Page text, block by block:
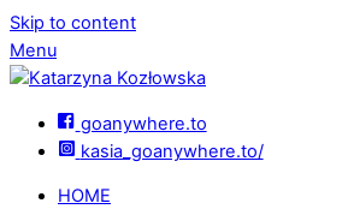
Skip to content
Menu
goanywhere.to
kasia_goanywhere.to/
HOME